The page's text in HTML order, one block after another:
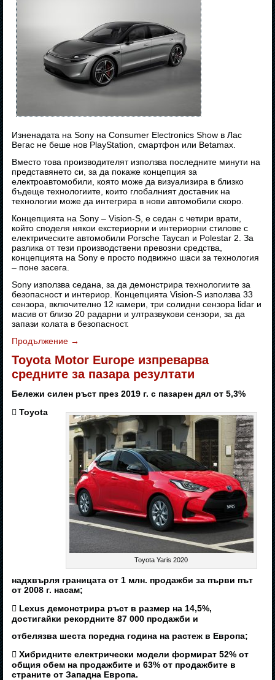
Изненадата на Sony на Consumer Electronics Show в Лас
Вегас не беше нов PlayStation, смартфон или Betamax.
Вместо това производителят използва последните минути на
представянето си, за да покаже концепция за
електроавтомобили, която може да визуализира в близко
бъдеще технологиите, които глобалният доставчик на
технологии може да интегрира в нови автомобили скоро.
Концепцията на Sony – Vision-S, е седан с четири врати,
който споделя някои екстериорни и интериорни стилове с
електрическите автомобили Porsche Taycan и Polestar 2. За
разлика от тези производствени превозни средства,
концепцията на Sony е просто подвижно шаси за технология
– поне засега.
Sony използва седана, за да демонстрира технологиите за
безопасност и интериор. Концепцията Vision-S използва 33
сензора, включително 12 камери, три солидни сензора lidar и
масив от близо 20 радарни и ултразвукови сензори, за да
запази колата в безопасност.
Продължение →
Toyota Motor Europe изпреварва
средните за пазара резултати
Бележи силен ръст през 2019 г. с пазарен дял от 5,3%
Toyota Yaris 2020
 Toyota
надхвърля границата от 1 млн. продажби за първи път
от 2008 г. насам;
 Lexus демонстрира ръст в размер на 14,5%,
достигайки рекордните 87 000 продажби и
отбелязва шеста поредна година на растеж в Европа;
 Хибридните електрически модели формират 52% от
общия обем на продажбите и 63% от продажбите в
страните от Западна Европа.